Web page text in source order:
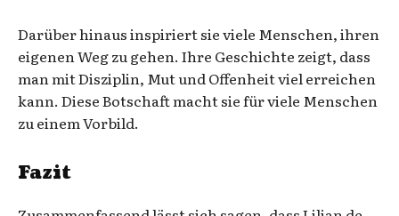
Darüber hinaus inspiriert sie viele Menschen, ihren
eigenen Weg zu gehen. Ihre Geschichte zeigt, dass
man mit Disziplin, Mut und Offenheit viel erreichen
kann. Diese Botschaft macht sie für viele Menschen
zu einem Vorbild.
Fazit